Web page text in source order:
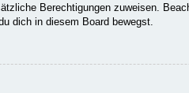
Berechtigungen zuweisen.
dich in diesem Board bewegst.